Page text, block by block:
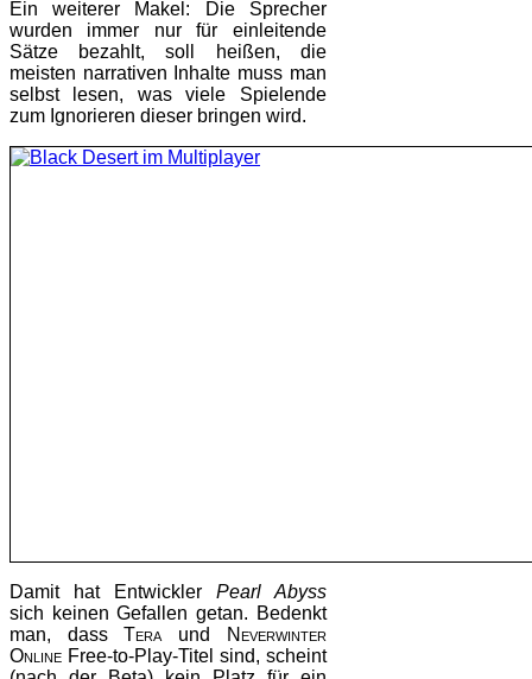
Ein weiterer Makel: Die Sprecher
wurden immer nur für einleitende
Sätze bezahlt, soll heißen, die
meisten narrativen Inhalte muss man
selbst lesen, was viele Spielende
zum Ignorieren dieser bringen wird.
Damit hat Entwickler Pearl Abyss
sich keinen Gefallen getan. Bedenkt
man, dassTeraund
Neverwinter
Online Free-to-Play-Titel sind, scheint